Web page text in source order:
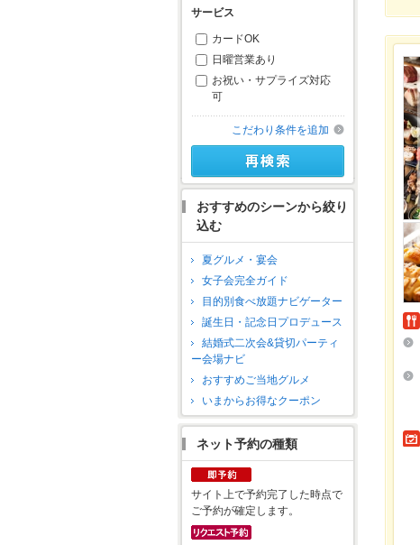
サービス
カードOK
日曜営業あり
お祝い・サプライズ対応
可
こだわり条件を追加
おすすめのシーンから絞り
込む
夏グルメ・宴会
女子会完全ガイド
目的別食べ放題ナビゲーター
誕生日・記念日プロデュース
結婚式二次会&貸切パーティ
ー会場ナビ
おすすめご当地グルメ
いまからお得なクーポン
ネット予約の種類
サイト上で予約完了した時点で
ご予約が確定します。